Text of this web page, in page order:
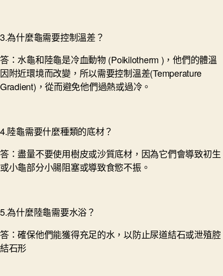
3.為什麼龜需要控制溫差？
答：水龜和陸龜是冷血動物 (Poikilotherm )，他們的體溫
因附近環境而改變，所以需要控制溫差(Temperature
Gradient)，從而避免他們過熱或過冷。
4.陸龜需要什麼種類的底材？
答：盡量不要使用樹皮或沙質底材，因為它們會導致初生
或小龜部分小腸阻塞或導致食慾不振。
5.為什麼陸龜需要水浴？
答：確保他們能獲得充足的水，以防止尿道結石或泄殖腔
結石形